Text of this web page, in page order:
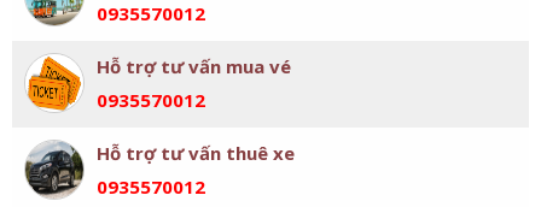
0935570012
Hỗ trợ tư vấn mua vé
0935570012
Hỗ trợ tư vấn thuê xe
0935570012